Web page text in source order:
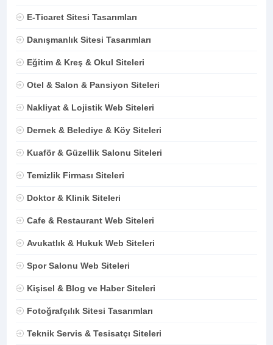
E-Ticaret Sitesi Tasarımları
Danışmanlık Sitesi Tasarımları
Eğitim & Kreş & Okul Siteleri
Otel & Salon & Pansiyon Siteleri
Nakliyat & Lojistik Web Siteleri
Dernek & Belediye & Köy Siteleri
Kuaför & Güzellik Salonu Siteleri
Temizlik Firması Siteleri
Doktor & Klinik Siteleri
Cafe & Restaurant Web Siteleri
Avukatlık & Hukuk Web Siteleri
Spor Salonu Web Siteleri
Kişisel & Blog ve Haber Siteleri
Fotoğrafçılık Sitesi Tasarımları
Teknik Servis & Tesisatçı Siteleri